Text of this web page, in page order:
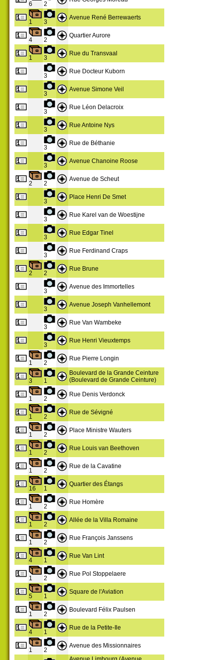
6 2
1 3
Avenue René Berrewaerts
4 2
Quartier Aurore
1 3
Rue du Transvaal
3
Rue Docteur Kuborn
3
Avenue Simone Veil
3
Rue Léon Delacroix
3
Rue Antoine Nys
3
Rue de Béthanie
3
Avenue Chanoine Roose
2 2
Avenue de Scheut
3
Place Henri De Smet
3
Rue Karel van de Woestijne
3
Rue Edgar Tinel
3
Rue Ferdinand Craps
2 2
Rue Brune
3
Avenue des Immortelles
3
Avenue Joseph Vanhellemont
3
Rue Van Wambeke
3
Rue Henri Vieuxtemps
1 2
Rue Pierre Longin
3 1
Boulevard de la Grande Ceinture
(Boulevard de Grande Ceinture)
1 2
Rue Denis Verdonck
1 2
Rue de Sévigné
1 2
Place Ministre Wauters
1 2
Rue Louis van Beethoven
1 2
Rue de la Cavatine
16 1
Quartier des Étangs
1 2
Rue Homère
1 2
Allée de la Villa Romaine
1 2
Rue François Janssens
4 1
Rue Van Lint
1 2
Rue Pol Stoppelaere
5 1
Square de l'Aviation
1 2
Boulevard Félix Paulsen
4 1
Rue de la Petite-Ile
1 2
Avenue des Missionnaires